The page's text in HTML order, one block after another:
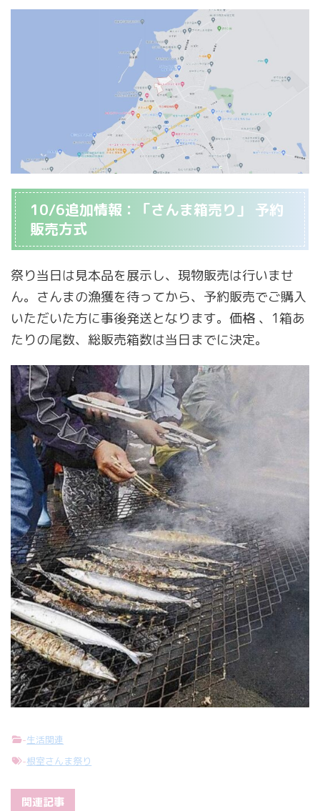
10/6追加情報：「さんま箱売り」 予約
販売方式
祭り当日は見本品を展示し、現物販売は行いませ
ん。さんまの漁獲を待ってから、予約販売でご購入
いただいた方に事後発送となります。価格 、1箱あ
たりの尾数、総販売箱数は当日までに決定。
-生活関連
-根室さんま祭り
関連記事